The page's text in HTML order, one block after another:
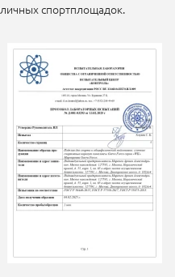
спортплощадок.